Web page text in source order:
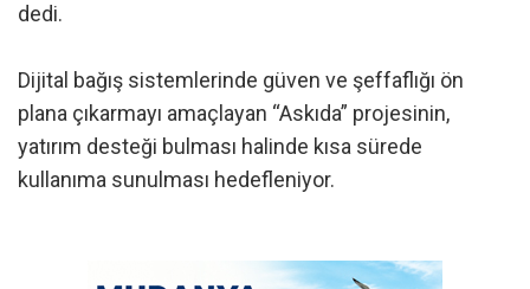
dedi.
Dijital bağış sistemlerinde güven ve şeffaflığı ön
plana çıkarmayı amaçlayan “Askıda” projesinin,
yatırım desteği bulması halinde kısa sürede
kullanıma sunulması hedefleniyor.